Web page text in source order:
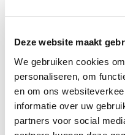
Deze website maakt
We gebruiken cookies
personaliseren, om
en om ons
informatie over uw
partners voor social
bevestigen.
compleet te maken.
Zodra je aanvraag
binnen 1 à 2 weken
Persoonlijk contact,
service!